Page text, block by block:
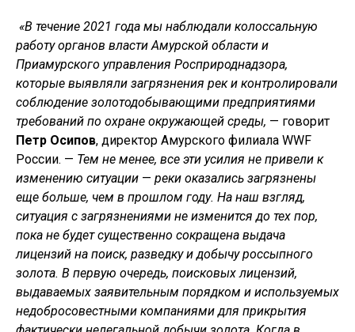
«В течение 2021 года мы наблюдали колоссальную
работу органов власти Амурской области и
Приамурского управления Росприроднадзора,
которые выявляли загрязнения рек и контролировали
соблюдение золотодобывающими предприятиями
требований по охране окружающей среды, — говорит
Петр Осипов, директор Амурского филиала WWF
России. — Тем не менее, все эти усилия не привели к
изменению ситуации — реки оказались загрязнены
еще больше, чем в прошлом году. На наш взгляд,
ситуация с загрязнениями не изменится до тех пор,
пока не будет существенно сокращена выдача
лицензий на поиск, разведку и добычу россыпного
золота. В первую очередь, поисковых лицензий,
выдаваемых заявительным порядком и используемых
недобросовестными компаниями для прикрытия